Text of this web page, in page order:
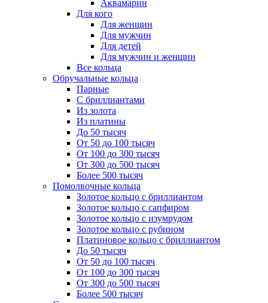
Аквамарин
Для кого
Для женщин
Для мужчин
Для детей
Для мужчин и женщин
Все кольца
Обручальные кольца
Парные
С бриллиантами
Из золота
Из платины
До 50 тысяч
От 50 до 100 тысяч
От 100 до 300 тысяч
От 300 до 500 тысяч
Более 500 тысяч
Помолвочные кольца
Золотое кольцо с бриллиантом
Золотое кольцо с сапфиром
Золотое кольцо с изумрудом
Золотое кольцо с рубином
Платиновое кольцо с бриллиантом
До 50 тысяч
От 50 до 100 тысяч
От 100 до 300 тысяч
От 300 до 500 тысяч
Более 500 тысяч